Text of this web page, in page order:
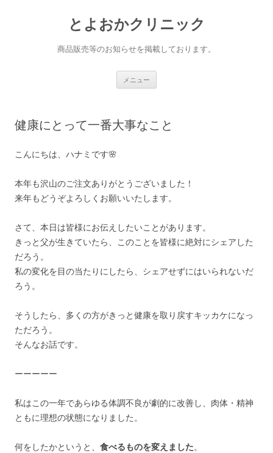
とよおかクリニック
商品販売等のお知らせを掲載しております。
メニュー
ス
キ
健康にとって一番大事なこと
こんにちは、ハナミです🌸
本年も沢山のご注文ありがとうございました！
来年もどうぞよろしくお願いいたします。
さて、本日は皆様にお伝えしたいことがあります。
きっと父が生きていたら、このことを皆様に絶対にシェアした
だろう。
私の変化を目の当たりにしたら、シェアせずにはいられないだ
ろう。
そうしたら、多くの方がきっと健康を取り戻すキッカケになっ
ただろう。
そんなお話です。
ーーーーー
私はこの一年であらゆる体調不良が劇的に改善し、肉体・精神
ともに理想の状態になりました。
何をしたかというと、 食べるものを変えました。